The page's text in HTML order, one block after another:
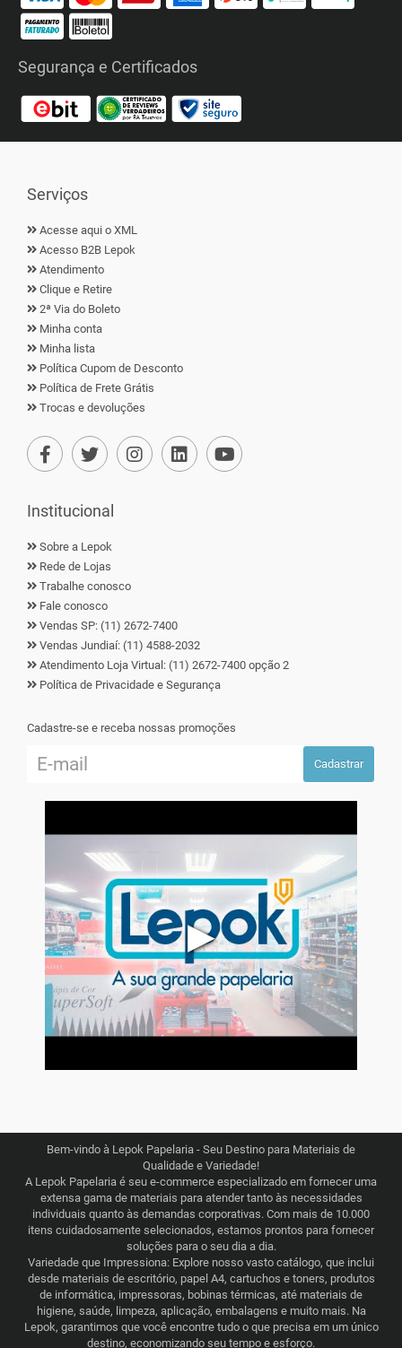
Segurança e Certificados
Serviços
Acesse aqui o XML
Acesso B2B Lepok
Atendimento
Clique e Retire
2ª Via do Boleto
Minha conta
Minha lista
Política Cupom de Desconto
Política de Frete Grátis
Trocas e devoluções
Institucional
Sobre a Lepok
Rede de Lojas
Trabalhe conosco
Fale conosco
Vendas SP: (11) 2672-7400
Vendas Jundiaí: (11) 4588-2032
Atendimento Loja Virtual: (11) 2672-7400 opção 2
Política de Privacidade e Segurança
Cadastre-se e receba nossas promoções
Cadastrar
▶
Bem-vindo à Lepok Papelaria - Seu Destino para Materiais de
Qualidade e Variedade!
A Lepok Papelaria é seu e-commerce especializado em fornecer uma
extensa gama de materiais para atender tanto às necessidades
individuais quanto às demandas corporativas. Com mais de 10.000
itens cuidadosamente selecionados, estamos prontos para fornecer
soluções para o seu dia a dia.
Variedade que Impressiona: Explore nosso vasto catálogo, que inclui
desde materiais de escritório, papel A4, cartuchos e toners, produtos
de informática, impressoras, bobinas térmicas, até materiais de
higiene, saúde, limpeza, aplicação, embalagens e muito mais. Na
Lepok, garantimos que você encontre tudo o que precisa em um único
destino, economizando seu tempo e esforço.